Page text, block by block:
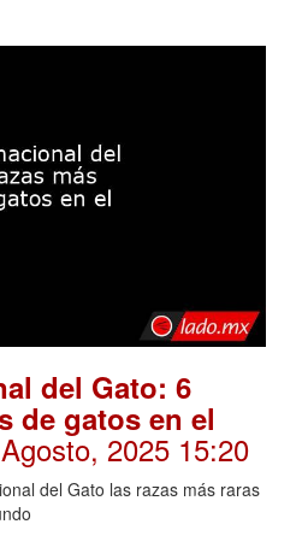
del Gato: 6
de gatos en el
2025 15:20
del Gato las razas más raras